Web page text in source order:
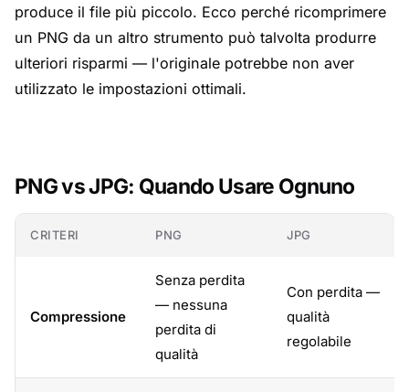
produce il file più piccolo. Ecco perché ricomprimere
un PNG da un altro strumento può talvolta produrre
ulteriori risparmi — l'originale potrebbe non aver
utilizzato le impostazioni ottimali.
PNG vs JPG: Quando Usare Ognuno
CRITERI PNG JPG
Compressione
Senza perdita
— nessuna
perdita di
qualità
Con perdita —
qualità
regolabile